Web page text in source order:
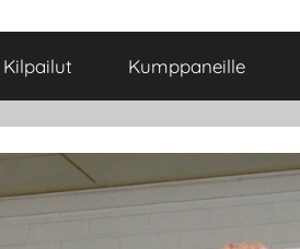
Kilpailut Kumppaneille